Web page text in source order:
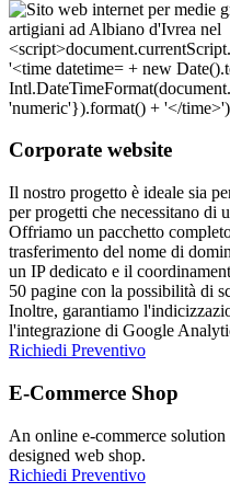
Corporate website
Il nostro progetto è ideale sia
per progetti che necessitano di
Offriamo un pacchetto
trasferimento del nome di
un IP dedicato e il
50 pagine con la possibilità di
Inoltre, garantiamo
l'integrazione di Google
Richiedi Preventivo
E-Commerce Shop
An online e-commerce
designed web shop.
Richiedi Preventivo